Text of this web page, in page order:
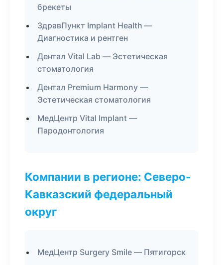
брекеты
ЗдравПункт Implant Health —
Диагностика и рентген
Дентал Vital Lab — Эстетическая
стоматология
Дентал Premium Harmony —
Эстетическая стоматология
МедЦентр Vital Implant —
Пародонтология
Компании в регионе: Северо-
Кавказский федеральный
округ
МедЦентр Surgery Smile — Пятигорск